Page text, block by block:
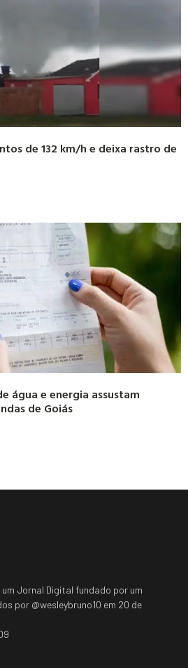
de 132 km/h e deixa rastro de
água e energia assustam
de Goiás
um Jornal Digital fundado por um
por @wesleybruno10 em 20 de